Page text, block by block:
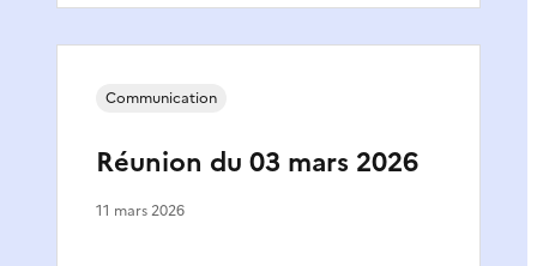
Réunion du 03 mars 2026
Communication
11 mars 2026